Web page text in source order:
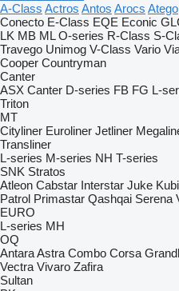
A-Class Actros Antos Arocs Atego
Conecto E-Class EQE Econic
LK MB ML O-series R-Class S-
Travego Unimog V-Class Vario
Cooper Countryman
Canter
ASX Canter D-series FB FG L-
Triton
MT
Cityliner Euroliner Jetliner
Transliner
L-series M-series NH T-series
SNK Stratos
Atleon Cabstar Interstar Juke
Patrol Primastar Qashqai Serena
EURO
L-series MH
OQ
AntaraAstra Combo Corsa
Vectra Vivaro Zafira
Sultan